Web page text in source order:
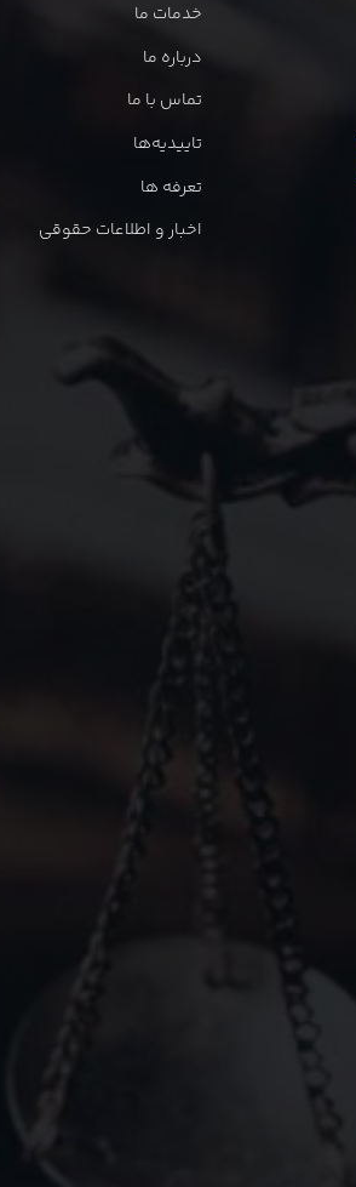
خدمات ما
درباره ما
تماس با ما
تاییدیه‌ها
تعرفه ها
اخبار و اطلاعات حقوقی